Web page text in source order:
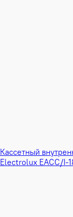
Кассетный
Electrolux EACC/I-